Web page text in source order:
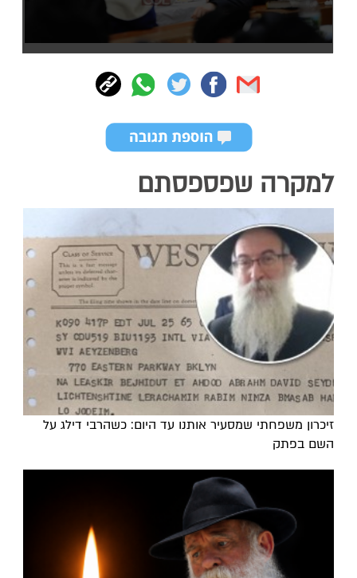
למקרה שפספסתם
זיכרון משפחתי שמסעיר אותנו עד היום: כשהרבי דילג על
השם בפתק